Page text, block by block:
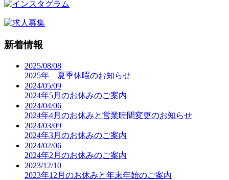
新着情報
2025/08/08
2025年 夏季休暇のお知らせ
2024/05/09
2024年5月のお休みのご案内
2024/04/06
2024年4月のお休みと営業時間変更のお知らせ
2024/03/09
2024年3月のお休みのご案内
2024/02/06
2024年2月のお休みのご案内
2023/12/10
2023年12月のお休みと年末年始のご案内